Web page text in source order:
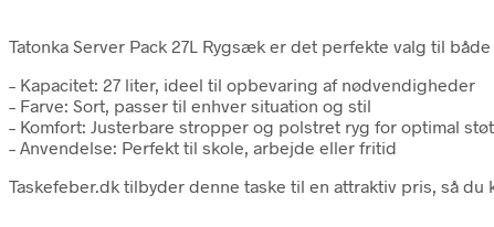
Tatonka Server Pack 27L Rygsæk er det perfekte valg til
– Kapacitet: 27 liter, ideel til opbevaring af nødvendigheder
– Farve: Sort, passer til enhver situation og stil
– Komfort: Justerbare stropper og polstret ryg for optimal
– Anvendelse: Perfekt til skole, arbejde eller fritid
Taskefeber.dk tilbyder denne taske til en attraktiv pris, så